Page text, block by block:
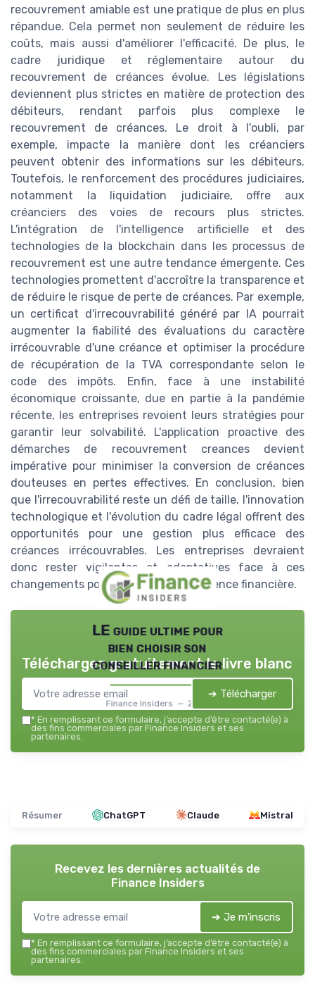
recouvrement amiable est une pratique de plus en plus
répandue. Cela permet non seulement de réduire les
coûts, mais aussi d'améliorer l'efficacité. De plus, le
cadre juridique et réglementaire autour du
recouvrement de créances évolue. Les législations
deviennent plus strictes en matière de protection des
débiteurs, rendant parfois plus complexe le
recouvrement de créances. Le droit à l'oubli, par
exemple, impacte la manière dont les créanciers
peuvent obtenir des informations sur les débiteurs.
Toutefois, le renforcement des procédures judiciaires,
notamment la liquidation judiciaire, offre aux
créanciers des voies de recours plus strictes.
L'intégration de l'intelligence artificielle et des
technologies de la blockchain dans les processus de
recouvrement est une autre tendance émergente. Ces
technologies promettent d'accroître la transparence et
de réduire le risque de perte de créances. Par exemple,
un certificat d'irrecouvrabilité généré par IA pourrait
augmenter la fiabilité des évaluations du caractère
irrécouvrable d'une créance et optimiser la procédure
de récupération de la TVA correspondante selon le
code des impôts. Enfin, face à une instabilité
économique croissante, due en partie à la pandémie
récente, les entreprises revoient leurs stratégies pour
garantir leur solvabilité. L'application proactive des
démarches de recouvrement creances devient
impérative pour minimiser la conversion de créances
douteuses en pertes effectives. En conclusion, bien
que l'irrecouvrabilité reste un défi de taille, l'innovation
technologique et l'évolution du cadre légal offrent des
opportunités pour une gestion plus efficace des
créances irrécouvrables. Les entreprises devraient
donc rester vigilantes et adaptatives face à ces
changements pour accroître leur résilience financière.
LE guide ultime pour
bien choisir son
conseiller financier
Finance Insiders — 2026
Téléchargez gratuitement le livre blanc
➔ Télécharger
* En remplissant ce formulaire, j’accepte d’être contacté(e) à
des fins commerciales par Finance Insiders et ses
partenaires.
Résumer ChatGPT Claude Mistral
Recevez les dernières actualités de
Finance Insiders
➔ Je m'inscris
* En remplissant ce formulaire, j’accepte d’être contacté(e) à
des fins commerciales par Finance Insiders et ses
partenaires.